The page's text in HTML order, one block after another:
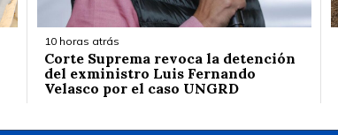
10 horas atrás
Corte Suprema revoca la detención
del exministro Luis Fernando
Velasco por el caso UNGRD